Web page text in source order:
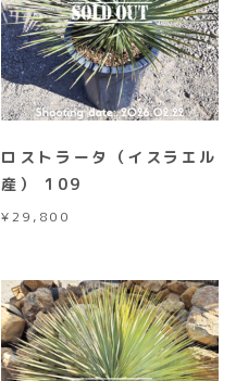
ロストラータ（イスラエル
産） 109
¥29,800